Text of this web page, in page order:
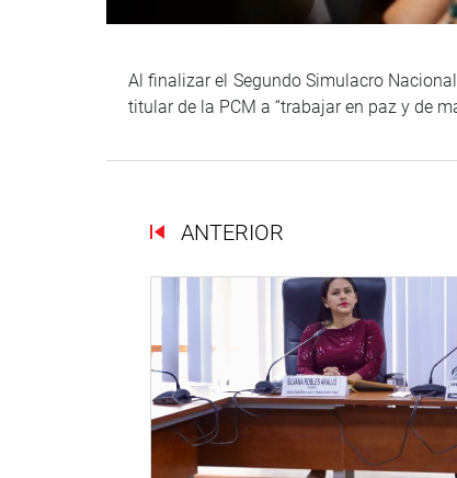
Al finalizar el Segundo Simulacro
titular de la PCM a “trabajar en paz y de
ANTERIOR